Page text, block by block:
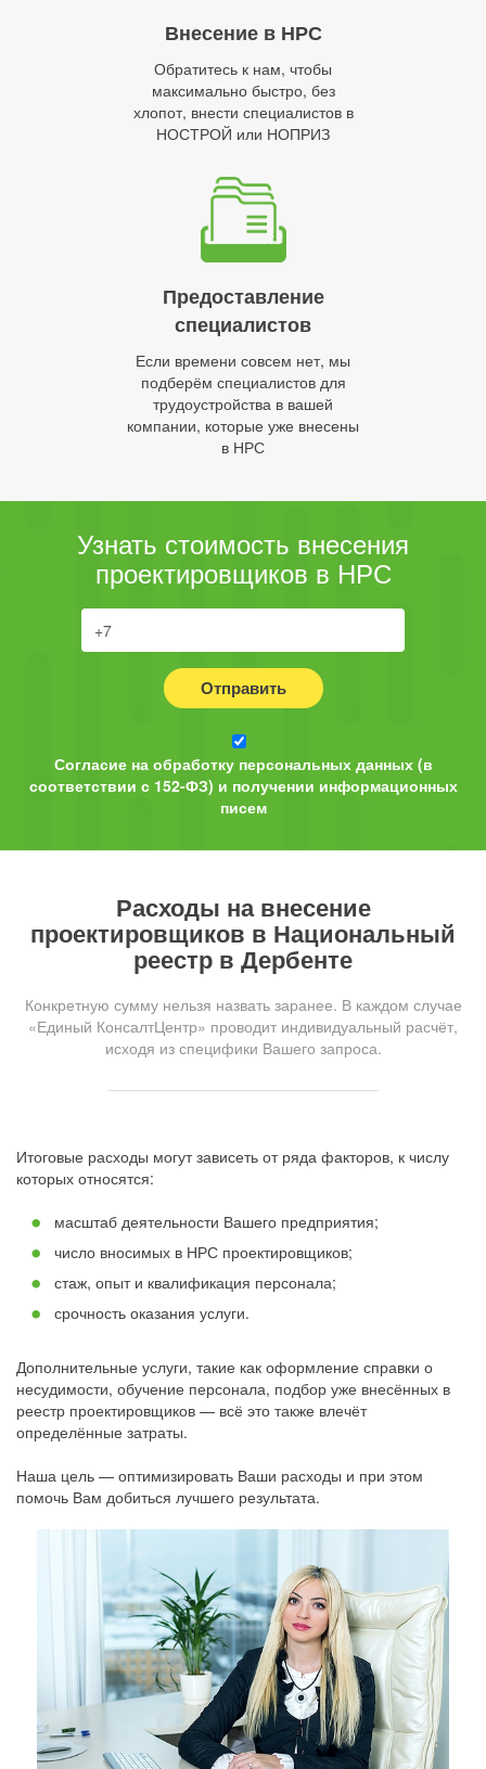
Внесение в НРС
Обратитесь к нам, чтобы
максимально быстро, без
хлопот, внести специалистов в
НОСТРОЙ или НОПРИЗ
Предоставление
специалистов
Если времени совсем нет, мы
подберём специалистов для
трудоустройства в вашей
компании, которые уже внесены
в НРС
Узнать стоимость внесения
проектировщиков в НРС
Отправить
Согласие на обработку персональных данных (в
соответствии с 152-ФЗ) и получении информационных
писем
Расходы на внесение
проектировщиков в Национальный
реестр в Дербенте
Конкретную сумму нельзя назвать заранее. В каждом случае
«Единый КонсалтЦентр» проводит индивидуальный расчёт,
исходя из специфики Вашего запроса.
Итоговые расходы могут зависеть от ряда факторов, к числу
которых относятся:
масштаб деятельности Вашего предприятия;
число вносимых в НРС проектировщиков;
стаж, опыт и квалификация персонала;
срочность оказания услуги.
Дополнительные услуги, такие как оформление справки о
несудимости, обучение персонала, подбор уже внесённых в
реестр проектировщиков — всё это также влечёт
определённые затраты.
Наша цель — оптимизировать Ваши расходы и при этом
помочь Вам добиться лучшего результата.